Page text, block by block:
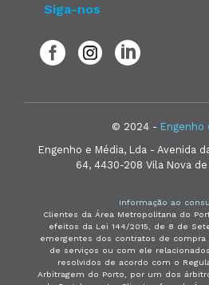
Siga-nos
© 2024 - Engenho
Engenho e Média, Lda - Avenida
64, 4430-208 Vila Nova de
Informação ao
Clientes da Área Metropolitana do
efeitos da Lei 144/2015, de 8 de
emergentes dos contratos de compra
de serviços ou com ele
resolvidos de acordo com o
Arbitragem do Porto, por um dos